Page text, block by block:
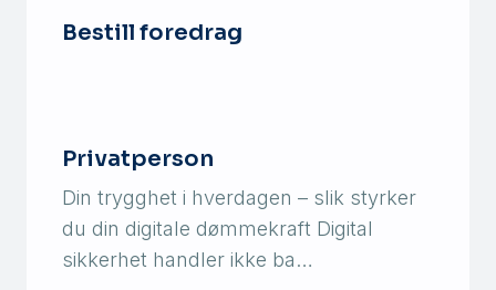
Bestill foredrag
Privatperson
Din trygghet i hverdagen – slik styrker
du din digitale dømmekraft Digital
sikkerhet handler ikke ba…